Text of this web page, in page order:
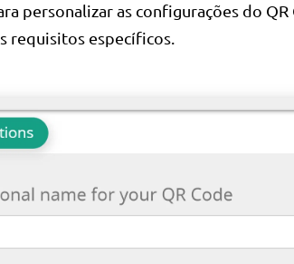
personalizar as configurações do QR
requisitos específicos.